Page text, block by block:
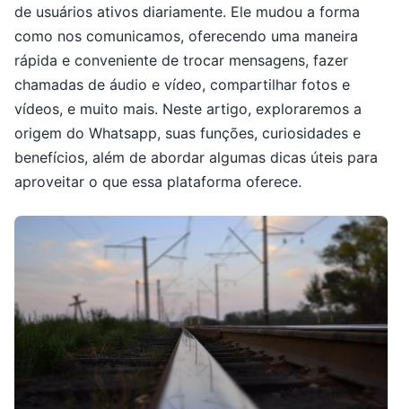
de usuários ativos diariamente. Ele mudou a forma
como nos comunicamos, oferecendo uma maneira
rápida e conveniente de trocar mensagens, fazer
chamadas de áudio e vídeo, compartilhar fotos e
vídeos, e muito mais. Neste artigo, exploraremos a
origem do Whatsapp, suas funções, curiosidades e
benefícios, além de abordar algumas dicas úteis para
aproveitar o que essa plataforma oferece.